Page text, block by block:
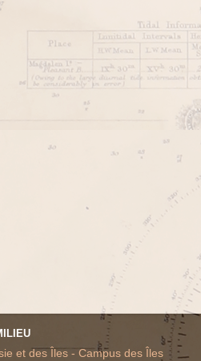
et des Îles - Campus des Îles